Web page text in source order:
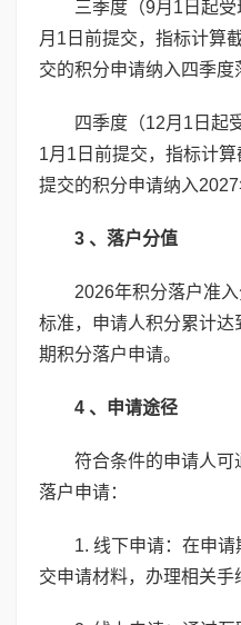
三季度（9月1日起
月1日前提交，指标计算
交的积分申请纳入四季度
四季度（12月1日起
1月1日前提交，指标计
提交的积分申请纳入2027
3 、落户分值
2026年积分落户准
标准，申请人积分累计达
期积分落户申请。
4 、申请途径
符合条件的申请人可
落户申请：
1. 线下申请：在申
交申请材料，办理相关手